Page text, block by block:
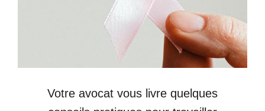
Votre avocat vous livre quelques